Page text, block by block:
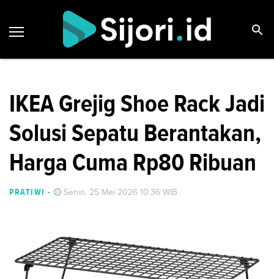
IKEA Grejig Shoe Rack Jadi
Solusi Sepatu Berantakan,
Harga Cuma Rp80 Ribuan
PRATIWI - Senin, 25 Mei 2026 10:36 WIB